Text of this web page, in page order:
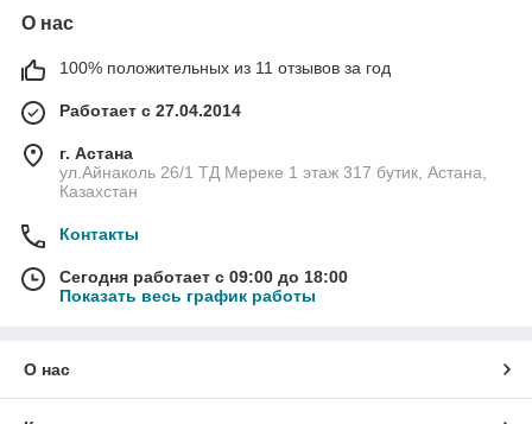
О нас
100% положительных из 11 отзывов за год
Работает с 27.04.2014
г. Астана
ул.Айнаколь 26/1 ТД Мереке 1 этаж 317 бутик, Астана,
Казахстан
Контакты
Сегодня работает с 09:00 до 18:00
Показать весь график работы
О нас